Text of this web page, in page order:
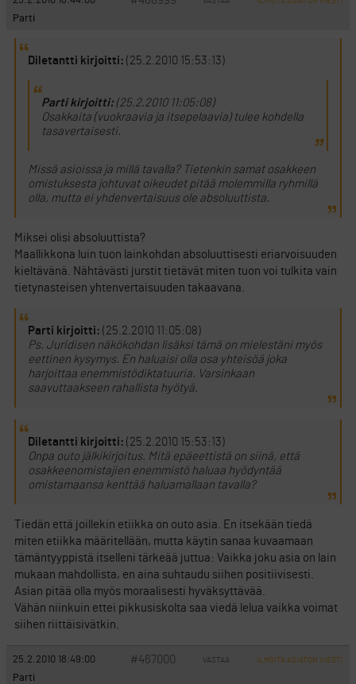
Parti
Diletantti kirjoitti: (25.2.2010 15:53:13)
Parti kirjoitti:(25.2.2010 11:05:08)
Osakkaita (vuokraavia ja itsepelaavia) tulee kohdella
tasavertaisesti.
Missä asioissa ja millä tavalla? Tietenkin samat osakkeen
omistuksesta johtuvat oikeudet pitää molemmilla ryhmillä
olla, mutta ei yhdenvertaisuus ole absoluuttista.
Miksei olisi absoluuttista?
Maallikkona luin tuon lainkohdan absoluuttisesti eriarvoisuuden
kieltävänä. Nähtävästi jurstit tietävät miten tuon voi tulkita vain
tietynasteisen yhtenvertaisuuden takaavana.
Parti kirjoitti: (25.2.2010 11:05:08)
Ps. Juridisen näkökohdan lisäksi tämä on mielestäni myös
eettinen kysymys. En haluaisi olla osa yhteisöä joka
harjoittaa enemmistödiktatuuria. Varsinkaan
saavuttaakseen rahallista hyötyä.
Diletantti kirjoitti: (25.2.2010 15:53:13)
Onpa outo jälkikirjoitus. Mitä epäeettistä on siinä, että
osakkeenomistajien enemmistö haluaa hyödyntää
omistamaansa kenttää haluamallaan tavalla?
Tiedän että joillekin etiikka on outo asia. En itsekään tiedä
miten etiikka määritellään, mutta käytin sanaa kuvaamaan
tämäntyyppistä itselleni tärkeää juttua: Vaikka joku asia on lain
mukaan mahdollista, en aina suhtaudu siihen positiivisesti.
Asian pitää olla myös moraalisesti hyväksyttävää.
Vähän niinkuin ettei pikkusiskolta saa viedä lelua vaikka voimat
siihen riittäisivätkin.
25.2.2010 18:49:00 #467000 VASTAA ILMOITA ASIATON VIESTI
Parti